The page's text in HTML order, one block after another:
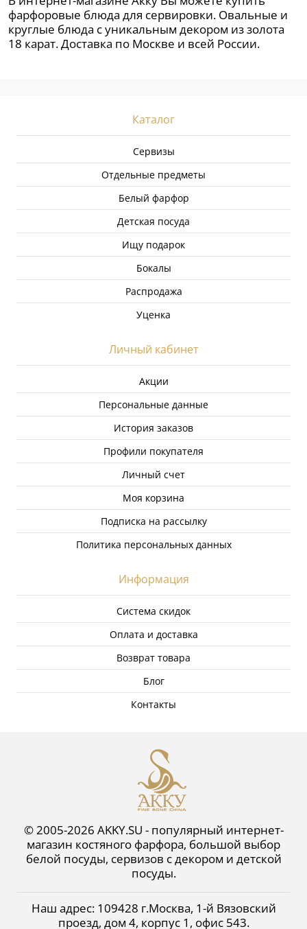
фарфоровые блюда для сервировки. Овальные и
круглые блюда с уникальным декором из золота
18 карат. Доставка по Москве и всей России.
Каталог
Сервизы
Отдельные предметы
Белый фарфор
Детская посуда
Ищу подарок
Бокалы
Распродажа
Уценка
Личный кабинет
Акции
Персональные данные
История заказов
Профили покупателя
Личный счет
Моя корзина
Подписка на рассылку
Политика персональных данных
Информация
Система скидок
Оплата и доставка
Возврат товара
Блог
Контакты
© 2005-2026 AKKY.SU - популярный интернет-
магазин костяного фарфора, большой выбор
белой посуды, сервизов с декором и детской
посуды.
Наш адрес: 109428 г.Москва, 1-й Вязовский
проезд, дом 4, корпус 1, офис 543.